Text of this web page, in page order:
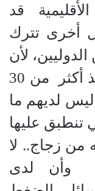
قد
أخرى تترك
لأن
الصوماليين الذين عاشوا منذ أكثر من 30
لديهم ما
تنطبق عليها
من زجاج.. لا
وأن لدى